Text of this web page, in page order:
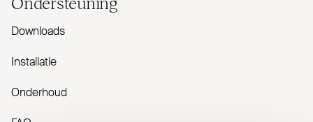
Downloads
Installatie
Onderhoud